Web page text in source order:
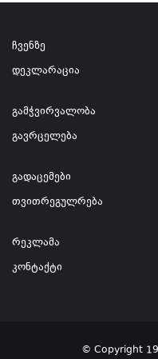
ჩვენზე
დეკლარაცია
გამჭვირვალობა
გავრცელება
გადაცემები
თვითრეგულრება
რეკლამა
კონტაქტი
© Copyright